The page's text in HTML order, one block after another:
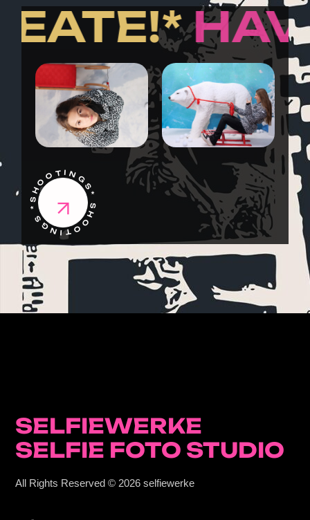
HAVE
SHOOTINGS* SHOOTINGS *
SELFIEWERKE
SELFIE FOTO STUDIO
All Rights Reserved © 2026selfiewerke